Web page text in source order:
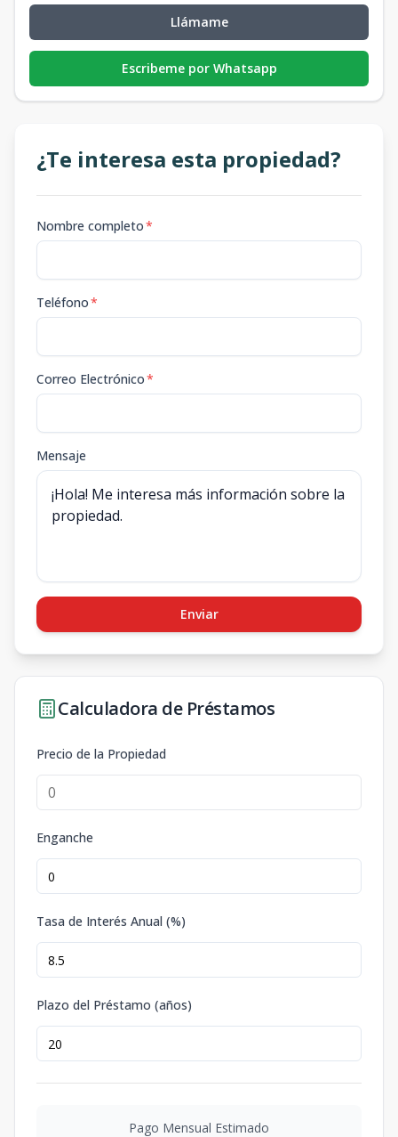
Llámame
Escribeme por Whatsapp
¿Te interesa esta propiedad?
Nombre completo*
Teléfono*
Correo Electrónico*
Mensaje
Enviar
Calculadora de Préstamos
Precio de la Propiedad
Enganche
Tasa de Interés Anual (%)
Plazo del Préstamo (años)
Pago Mensual Estimado